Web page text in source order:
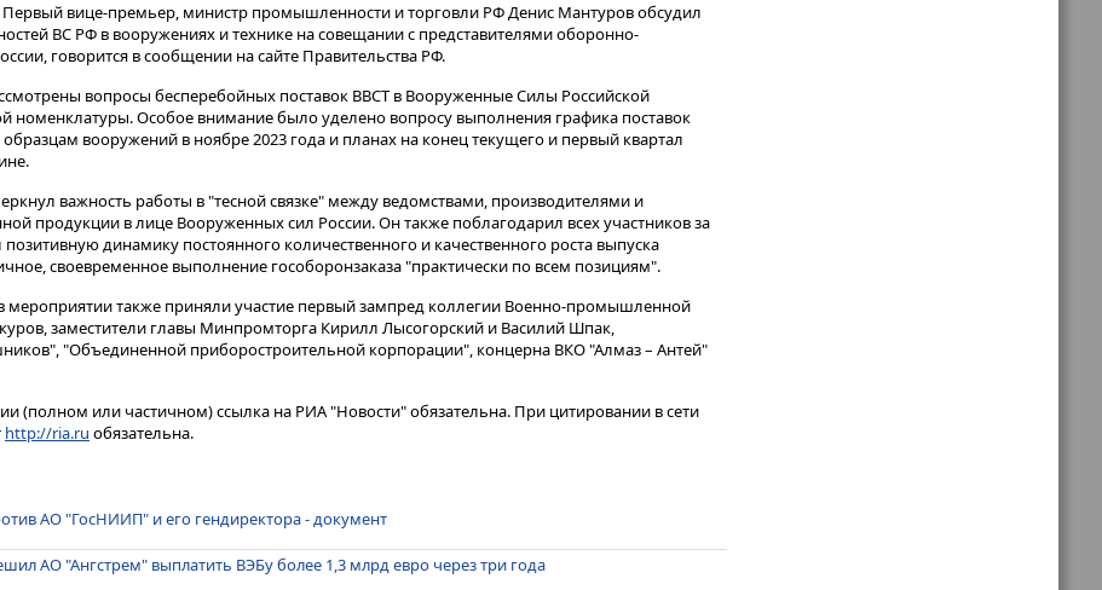
вице-премьер, министр промышленности и торговли РФ Денис Мантуров обсудил
ВС РФ в вооружениях и технике на совещании с представителями оборонно-
говорится в сообщении на сайте Правительства РФ.
вопросы бесперебойных поставок ВВСТ в Вооруженные Силы Российской
номенклатуры​​​. Особое внимание было уделено вопросу выполнения графика поставок
вооружений в ноябре 2023 года и планах на конец текущего и первый квартал
важность работы в "тесной связке" между ведомствами, производителями и
продукции в лице Вооруженных сил России. Он также поблагодарил всех участников за
динамику постоянного количественного и качественного роста выпуска
своевременное выполнение гособоронзаказа "практически по всем позициям".
мероприятии также приняли участие первый зампред коллегии Военно-промышленной
заместители главы Минпромторга Кирилл Лысогорский и Василий Шпак,
"Объединенной приборостроительной корпорации", концерна ВКО "Алмаз – Антей"
(полном или частичном) ссылка на РИА "Новости" обязательна. При цитировании в сети
http://ria.ru обязательна.
АО "ГосНИИП" и его гендиректора - документ
АО "Ангстрем" выплатить ВЭБу более 1,3 млрд евро через три года